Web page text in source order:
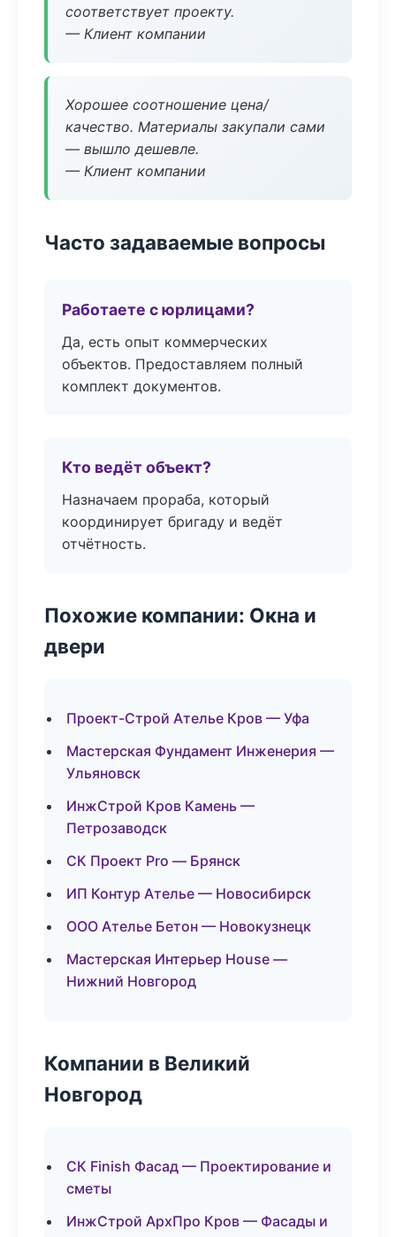
соответствует проекту.
— Клиент компании
Хорошее соотношение цена/
качество. Материалы закупали сами
— вышло дешевле.
— Клиент компании
Часто задаваемые вопросы
Работаете с юрлицами?
Да, есть опыт коммерческих
объектов. Предоставляем полный
комплект документов.
Кто ведёт объект?
Назначаем прораба, который
координирует бригаду и ведёт
отчётность.
Похожие компании: Окна и
двери
Проект-Строй Ателье Кров — Уфа
Мастерская Фундамент Инженерия —
Ульяновск
ИнжСтрой Кров Камень —
Петрозаводск
СК Проект Pro — Брянск
ИП Контур Ателье — Новосибирск
ООО Ателье Бетон — Новокузнецк
Мастерская Интерьер House —
Нижний Новгород
Компании в Великий
Новгород
СК Finish Фасад — Проектирование и
сметы
ИнжСтрой АрхПро Кров — Фасады и